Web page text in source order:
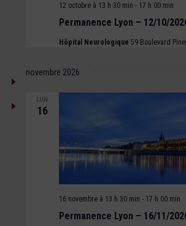
Permanence Lyon – 12/10/
12 octobre à 13 h 30 min - 17 h 00 min
Hôpital Neurologique 59 Boulevard
novembre 2026
LUN
16
Permanence Lyon – 16/11/
16 novembre à 13 h 30 min - 17 h 00 min